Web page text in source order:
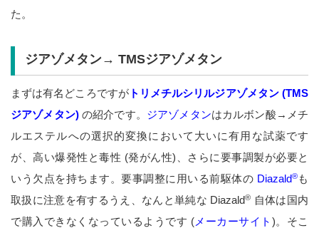
た。
ジアゾメタン→ TMSジアゾメタン
まずは有名どころですがトリメチルシリルジアゾメタン (TMS
ジアゾメタン)の紹介です。 ジアゾメタンはカルボン酸→メチ
ルエステルへの選択的変換において大いに有用な試薬です
が、高い爆発性と毒性 (発がん性)、さらに要事調製が必要と
いう欠点を持ちます。要事調整に用いる前駆体の Diazald®も
取扱に注意を有するうえ、なんと単純な Diazald® 自体は国内
で購入できなくなっているようです (メーカーサイト )。そこ